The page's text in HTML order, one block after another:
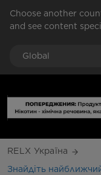
Choose another
and see content
Global
Warning: This
RELX Україна
Знайдіть